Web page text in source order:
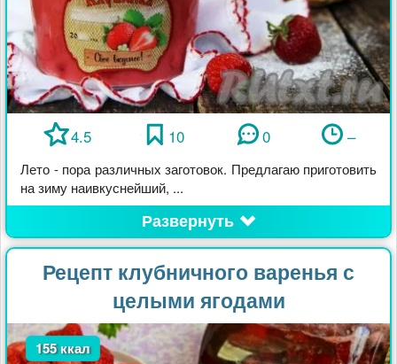
4.5 10 0 –
Лето - пора различных заготовок. Предлагаю приготовить
на зиму наивкуснейший, ...
Развернуть
Рецепт клубничного варенья с
целыми ягодами
155 ккал